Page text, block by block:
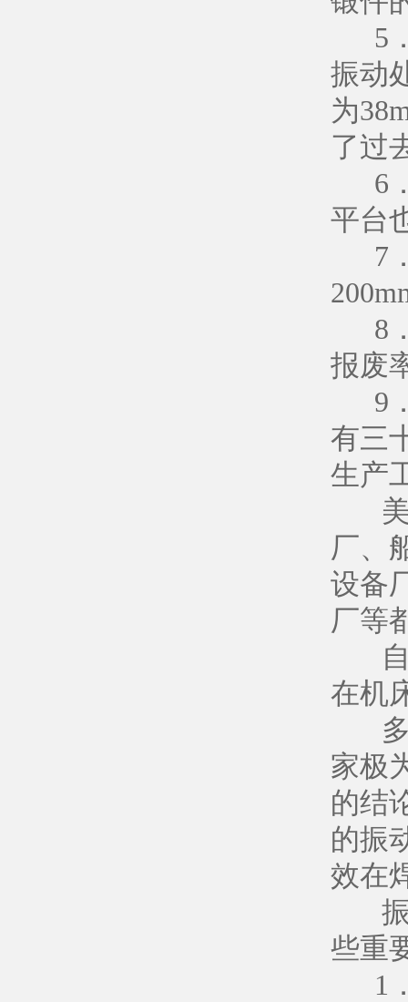
5．
振动
为
了过
6．
平台
7．
8．
报废
9．
有三
生产
美
厂、
设备
厂等
自
在机
多
家极
的结
的振
效在
振
些重
1．